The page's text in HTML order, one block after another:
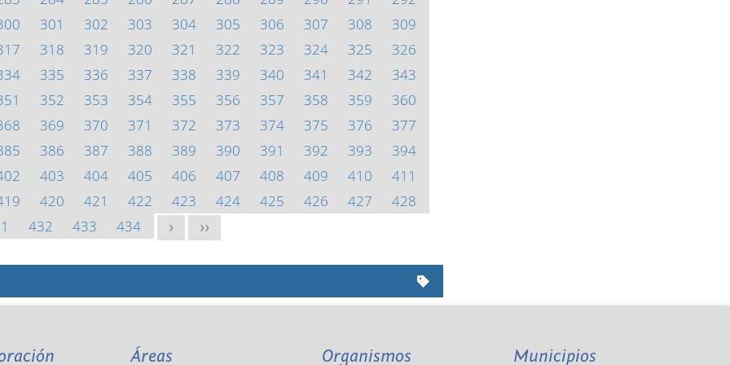
301 302 303 304 305 306 307 308
309
318 319 320 321 322 323 324 325
326
335 336 337 338 339 340 341 342
343
352 353 354 355 356 357 358 359
360
369 370 371 372 373 374 375 376
377
386 387 388 389 390 391 392 393
394
403 404 405 406 407 408 409 410
411
420 421 422 423 424 425 426 427
428
432 433 434 > >>
Áreas Organismos Municipios